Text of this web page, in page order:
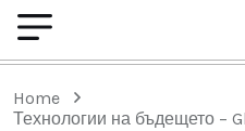
Home
Технологии на бъдещето –